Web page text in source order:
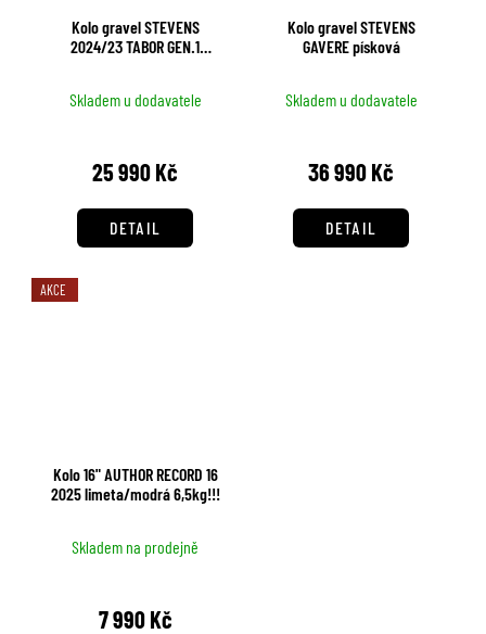
Kolo gravel STEVENS
2024/23 TABOR GEN.1
Skladem u dodavatele
25 990 Kč
DETAIL
Kolo gravel STEVENS
GAVERE písková
Skladem u dodavatele
36 990 Kč
DETAIL
AKCE
Kolo 16" AUTHOR RECORD 16
2025 limeta/modrá 6,5kg!!!
Skladem na prodejně
7 990 Kč